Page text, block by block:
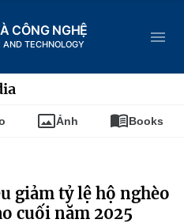
CÔNG NGHỆ
TECHNOLOGY
Ảnh Books
giảm tỷ lệ hộ nghèo
cuối năm 2025